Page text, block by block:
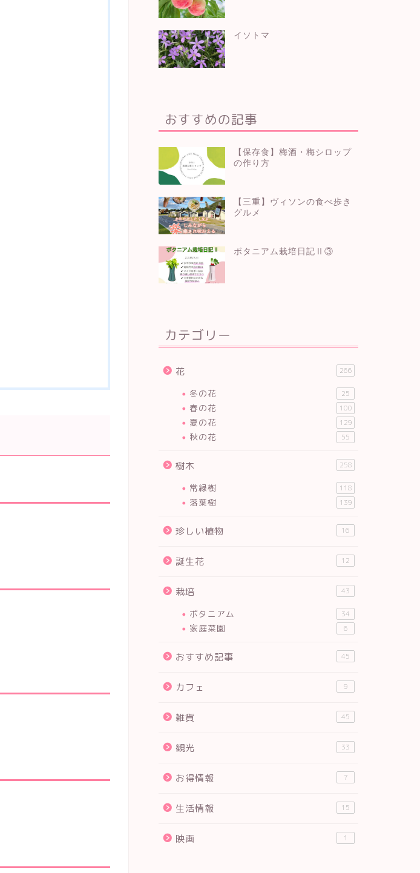
イソトマ
おすすめの記事
【保存食】梅酒・梅シロップ
の作り方
【三重】ヴィソンの食べ歩き
グルメ
ボタニアム栽培日記Ⅱ③
カテゴリー
花 266
冬の花 25
春の花 100
夏の花 129
秋の花 55
樹木 258
常緑樹 118
落葉樹 139
珍しい植物 16
誕生花 12
栽培 43
ボタニアム 34
家庭菜園 6
おすすめ記事 45
カフェ 9
雑貨 45
観光 33
お得情報 7
生活情報 15
映画 1